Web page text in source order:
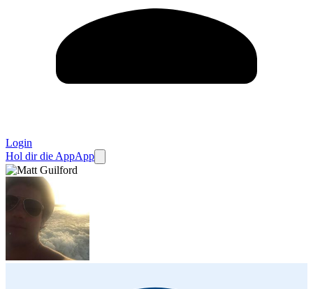
Login
Hol dir die AppApp